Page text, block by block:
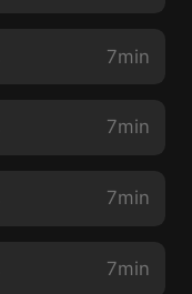
7min
7min
7min
7min